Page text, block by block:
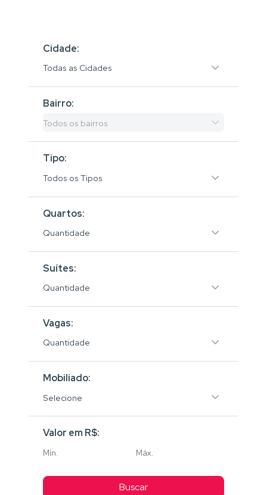
Cidade:
Todas as Cidades
Bairro:
Todos os bairros
Tipo:
Todos os Tipos
Quartos:
Quantidade
Suítes:
Quantidade
Vagas:
Quantidade
Mobiliado:
Selecione
Valor em R$:
Buscar